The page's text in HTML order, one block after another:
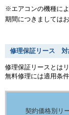
※エアコンの機種に
期間につきましては
修理保証リース 対
修理保証リースとは
無料修理には適用条
契約価格別リ